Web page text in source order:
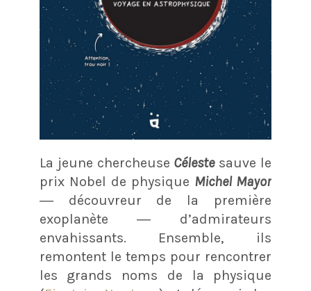
La jeune chercheuse Célestesauve le
prix Nobel de physique Michel Mayor
― découvreur de la première
exoplanète ― d’admirateurs
envahissants. Ensemble, ils
remontent le temps pour rencontrer
les grands noms de la physique